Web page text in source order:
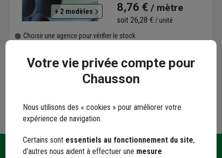
+ 2 modèles 8,76 € / mètre
soit 26,28 € / unité
Choisir une agence pour vérifier le stock
Livraison disponible selon stock agence
Votre vie privée compte pour
Chausson
Nous utilisons des « cookies » pour améliorer votre
expérience de navigation.
Certains sont essentiels au fonctionnement du site,
d’autres nous aident à effectuer une mesure